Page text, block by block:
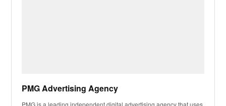
PMG Advertising Agency